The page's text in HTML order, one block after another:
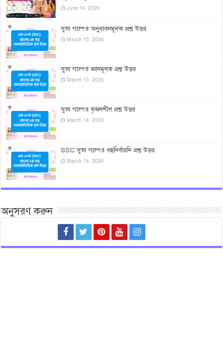
June 14, 2026
সুভা গল্পের অনুধাবনমূলক প্রশ্ন উত্তর
March 15, 2026
সুভা গল্পের জ্ঞানমূলক প্রশ্ন উত্তর
March 15, 2026
সুভা গল্পের সৃজনশীল প্রশ্ন উত্তর
March 14, 2026
SSC সুভা গল্পের বহুনির্বাচনি প্রশ্ন উত্তর
March 14, 2026
অনুসরণ করুন